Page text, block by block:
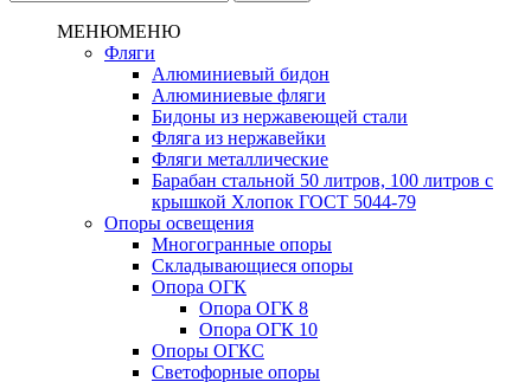
МЕНЮМЕНЮ
Фляги
Алюминиевый бидон
Алюминиевые фляги
Бидоны из нержавеющей стали
Фляга из нержавейки
Фляги металлические
Барабан стальной 50 литров, 100 литров с
крышкой Хлопок ГОСТ 5044-79
Опоры освещения
Многогранные опоры
Складывающиеся опоры
Опора ОГК
Опора ОГК 8
Опора ОГК 10
Опоры ОГКС
Светофорные опоры